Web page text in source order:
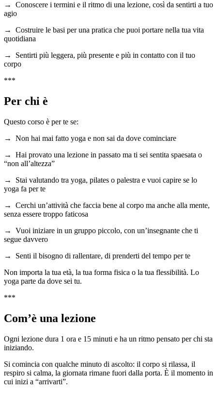
→ Conoscere i termini e il ritmo di una lezione, così da sentirti a tuo
agio
→ Costruire le basi per una pratica che puoi portare nella tua vita
quotidiana
→ Sentirti più leggera, più presente e più in contatto con il tuo
corpo
***
Per chi è
Questo corso è per te se:
→ Non hai mai fatto yoga e non sai da dove cominciare
→ Hai provato una lezione in passato ma ti sei sentita spaesata o
“non all’altezza”
→ Stai valutando tra yoga, pilates o palestra e vuoi capire se lo
yoga fa per te
→ Cerchi un’attività che faccia bene al corpo ma anche alla mente,
senza essere troppo faticosa
→ Vuoi iniziare in un gruppo piccolo, con un’insegnante che ti
segue davvero
→ Senti il bisogno di rallentare, di prenderti del tempo per te
Non importa la tua età, la tua forma fisica o la tua flessibilità. Lo
yoga parte da dove sei tu.
***
Com’è una lezione
Ogni lezione dura 1 ora e 15 minuti e ha un ritmo pensato per chi sta
iniziando.
Si comincia con qualche minuto di ascolto: il corpo si rilassa, il
respiro si calma, la giornata rimane fuori dalla porta. È il momento in
cui inizi a “arrivarti”.